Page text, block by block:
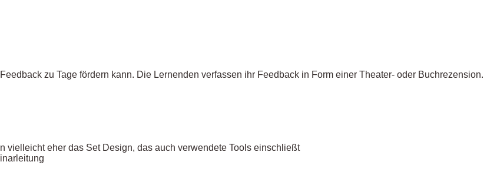
zu Tage fördern kann. Die Lernenden verfassen ihr Feedback in Form einer Theater- oder Buchrezension.
eher das Set Design, das auch verwendete Tools einschließt